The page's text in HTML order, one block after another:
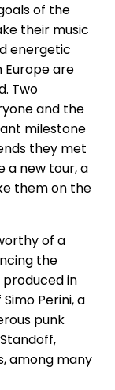
of the
their music
energetic
Europe are
Two
and the
milestone
they met
a new tour, a
them on the
of a
the
produced in
Perini, a
punk
among many